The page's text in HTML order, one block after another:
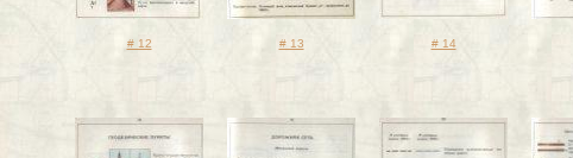
# 12 # 13 # 14